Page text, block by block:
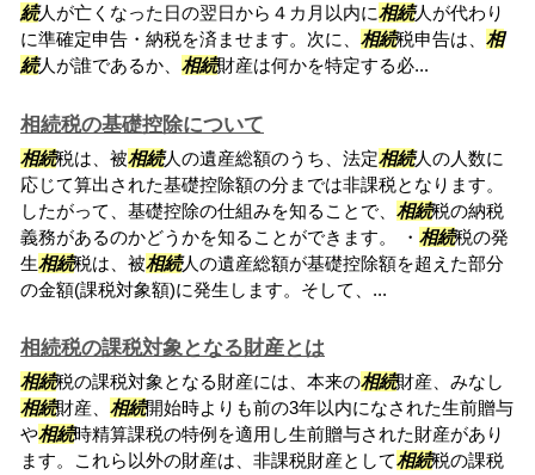
続人が亡くなった日の翌日から４カ月以内に相続人が代わり
に準確定申告・納税を済ませます。次に、 相続税申告は、 相
続人が誰であるか、 相続財産は何かを特定する必...
相続税の基礎控除について
相続税は、被相続人の遺産総額のうち、法定相続人の人数に
応じて算出された基礎控除額の分までは非課税となります。
したがって、基礎控除の仕組みを知ることで、 相続税の納税
義務があるのかどうかを知ることができます。 ・ 相続税の発
生相続税は、被相続人の遺産総額が基礎控除額を超えた部分
の金額(課税対象額)に発生します。そして、...
相続税の課税対象となる財産とは
相続税の課税対象となる財産には、本来の相続財産、みなし
相続財産、 相続開始時よりも前の3年以内になされた生前贈与
や相続時精算課税の特例を適用し生前贈与された財産があり
ます。これら以外の財産は、非課税財産として相続税の課税